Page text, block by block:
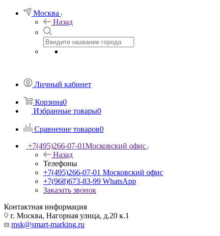
Москва
Назад
Личный кабинет
Корзина0
Избранные товары0
Сравнение товаров0
+7(495)266-07-01Московский офис
Назад
Телефоны
+7(495)266-07-01 Московский офис
+7(968)673-83-99 WhatsApp
Заказать звонок
Контактная информация
г. Москва, Нагорная улица, д.20 к.1
msk@smart-marking.ru